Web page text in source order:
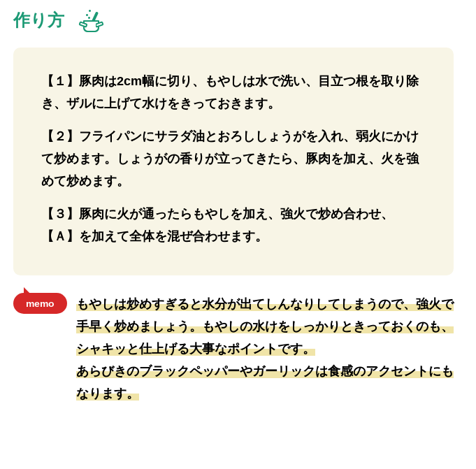
作り方
【１】豚肉は2cm幅に切り、もやしは水で洗い、目立つ根を取り除
き、ザルに上げて水けをきっておきます。
【２】フライパンにサラダ油とおろししょうがを入れ、弱火にかけ
て炒めます。しょうがの香りが立ってきたら、豚肉を加え、火を強
めて炒めます。
【３】豚肉に火が通ったらもやしを加え、強火で炒め合わせ、
【Ａ】を加えて全体を混ぜ合わせます。
memo
もやしは炒めすぎると水分が出てしんなりしてしまうので、強火で
手早く炒めましょう。もやしの水けをしっかりときっておくのも、
シャキッと仕上げる大事なポイントです。
あらびきのブラックペッパーやガーリックは食感のアクセントにも
なります。